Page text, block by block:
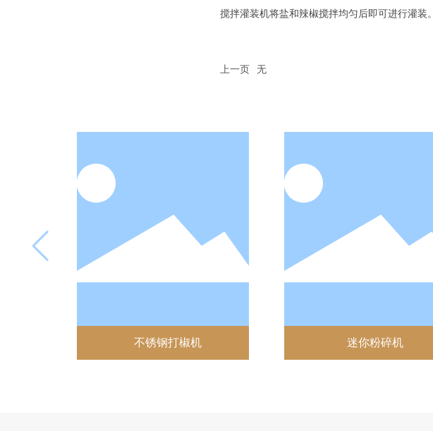
搅拌灌装机将盐和辣椒搅拌均匀后即可进行灌装。
上一页 无
不锈钢打椒机 迷你粉碎机